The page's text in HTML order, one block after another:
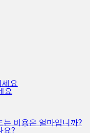
요
요
비용은 얼마입니까?
요?